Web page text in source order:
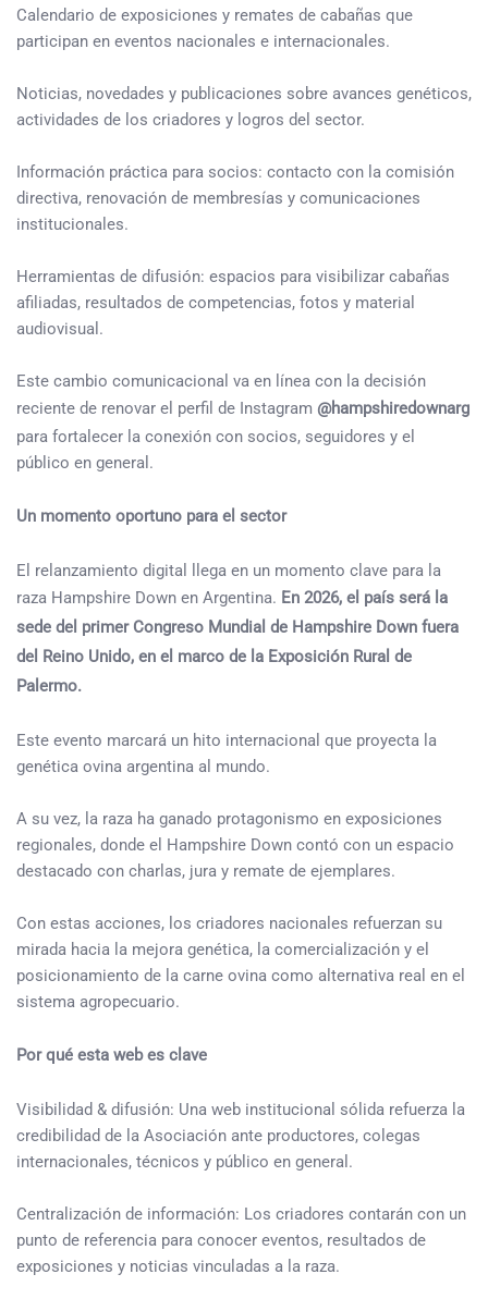
Calendario de exposiciones y remates de cabañas que
participan en eventos nacionales e internacionales.
Noticias, novedades y publicaciones sobre avances genéticos,
actividades de los criadores y logros del sector.
Información práctica para socios: contacto con la comisión
directiva, renovación de membresías y comunicaciones
institucionales.
Herramientas de difusión: espacios para visibilizar cabañas
afiliadas, resultados de competencias, fotos y material
audiovisual.
Este cambio comunicacional va en línea con la decisión
reciente de renovar el perfil de Instagram @hampshiredownarg
para fortalecer la conexión con socios, seguidores y el
público en general.
Un momento oportuno para el sector
El relanzamiento digital llega en un momento clave para la
raza Hampshire Down en Argentina. En 2026, el país será la
sede del primer Congreso Mundial de Hampshire Down fuera
del Reino Unido, en el marco de la Exposición Rural de
Palermo.
Este evento marcará un hito internacional que proyecta la
genética ovina argentina al mundo.
A su vez, la raza ha ganado protagonismo en exposiciones
regionales, donde el Hampshire Down contó con un espacio
destacado con charlas, jura y remate de ejemplares.
Con estas acciones, los criadores nacionales refuerzan su
mirada hacia la mejora genética, la comercialización y el
posicionamiento de la carne ovina como alternativa real en el
sistema agropecuario.
Por qué esta web es clave
Visibilidad & difusión: Una web institucional sólida refuerza la
credibilidad de la Asociación ante productores, colegas
internacionales, técnicos y público en general.
Centralización de información: Los criadores contarán con un
punto de referencia para conocer eventos, resultados de
exposiciones y noticias vinculadas a la raza.